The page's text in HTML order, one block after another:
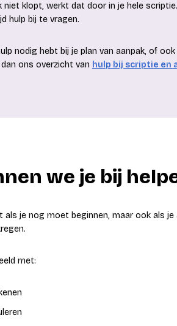
niet klopt, werkt dat door in je hele
hulp bij te vragen.
nodig hebt bij je plan van aanpak, of
ons overzicht van hulp bij scriptie en
we je bij
als je nog moet beginnen, maar ook als je
met: